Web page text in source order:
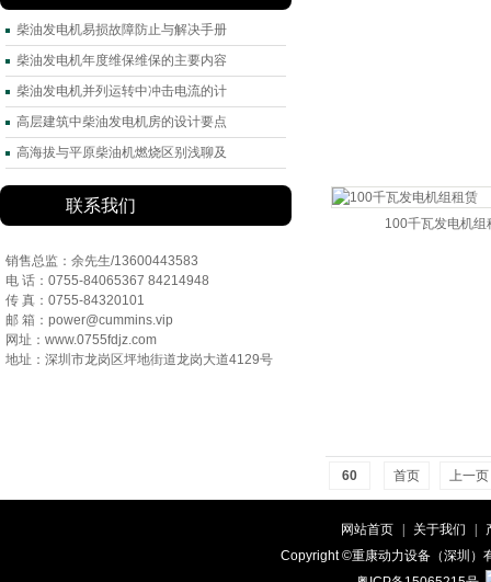
柴油发电机易损故障防止与解决手册
柴油发电机年度维保维保的主要内容
柴油发电机并列运转中冲击电流的计
高层建筑中柴油发电机房的设计要点
高海拔与平原柴油机燃烧区别浅聊及
联系我们
销售总监：余先生/13600443583
电 话：0755-84065367 84214948
传 真：0755-84320101
邮 箱：power@cummins.vip
网址：www.0755fdjz.com
地址：深圳市龙岗区坪地街道龙岗大道4129号
100千瓦发电机组
60 首页 上一页
网站首页 关于我们
Copyright ©重康动力设备（深圳